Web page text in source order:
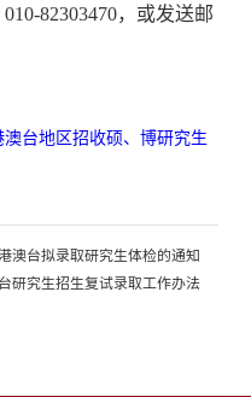
82303470，或发送邮
台地区招收硕、博研究生
澳台拟录取研究生体检的通知
研究生招生复试录取工作办法